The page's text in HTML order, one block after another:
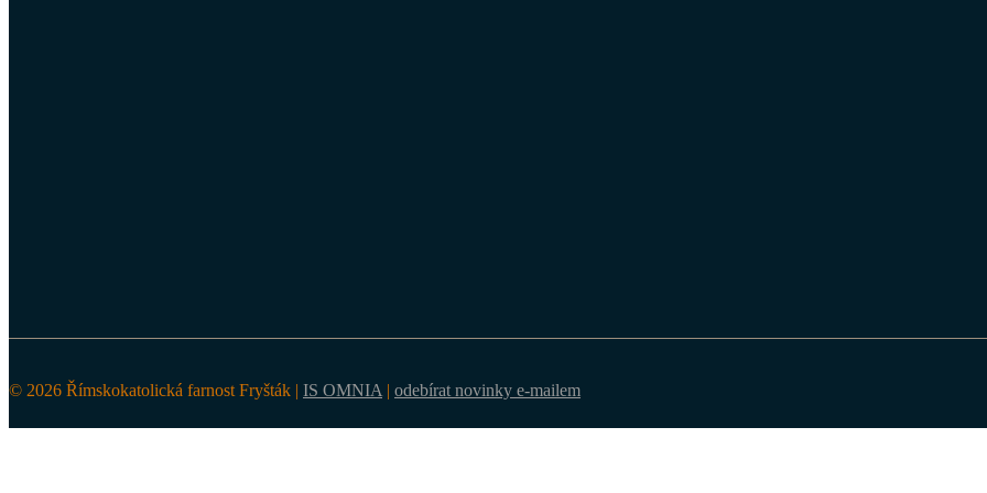
© 2026 Římskokatolická farnost Fryšták | IS OMNIA | odebírat novinky e-mailem